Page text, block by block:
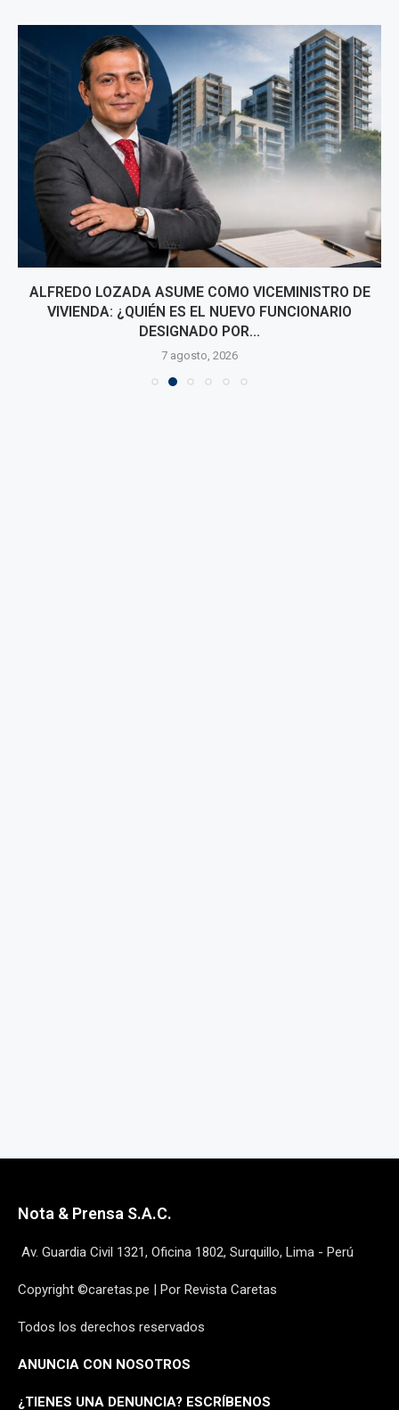
ALFREDO LOZADA ASUME COMO VICEMINISTRO DE
VIVIENDA: ¿QUIÉN ES EL NUEVO FUNCIONARIO
DESIGNADO POR...
7 agosto, 2026
Nota & Prensa S.A.C.
Av. Guardia Civil 1321, Oficina 1802, Surquillo, Lima - Perú
Copyright ©caretas.pe | Por Revista Caretas
Todos los derechos reservados
ANUNCIA CON NOSOTROS
¿TIENES UNA DENUNCIA? ESCRÍBENOS